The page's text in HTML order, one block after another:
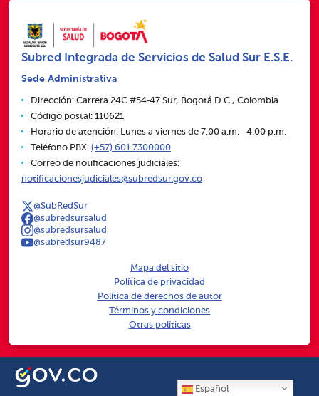
Subred Integrada de Servicios de Salud Sur E.S.E.
Sede Administrativa
Dirección: Carrera 24C #54‑47 Sur, Bogotá D.C., Colombia
Código postal: 110621
Horario de atención: Lunes a viernes de 7:00 a.m. ‑ 4:00 p.m.
Teléfono PBX: (+57) 601 7300000
Correo de notificaciones judiciales:
notificacionesjudiciales@subredsur.gov.co
@SubRedSur
@subredsursalud
@subredsursalud
@subredsur9487
Mapa del sitio
Política de privacidad
Política de derechos de autor
Términos y condiciones
Otras políticas
Español